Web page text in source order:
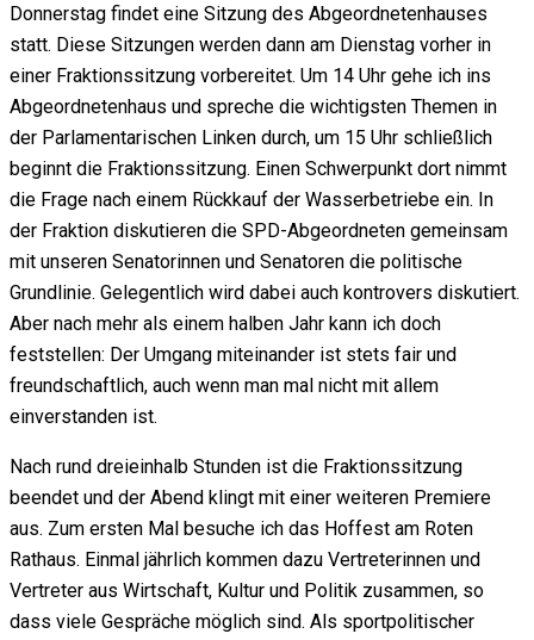
Donnerstag findet eine Sitzung des Abgeordnetenhauses
statt. Diese Sitzungen werden dann am Dienstag vorher in
einer Fraktionssitzung vorbereitet. Um 14 Uhr gehe ich ins
Abgeordnetenhaus und spreche die wichtigsten Themen in
der Parlamentarischen Linken durch, um 15 Uhr schließlich
beginnt die Fraktionssitzung. Einen Schwerpunkt dort nimmt
die Frage nach einem Rückkauf der Wasserbetriebe ein. In
der Fraktion diskutieren die SPD-Abgeordneten gemeinsam
mit unseren Senatorinnen und Senatoren die politische
Grundlinie. Gelegentlich wird dabei auch kontrovers diskutiert.
Aber nach mehr als einem halben Jahr kann ich doch
feststellen: Der Umgang miteinander ist stets fair und
freundschaftlich, auch wenn man mal nicht mit allem
einverstanden ist.
Nach rund dreieinhalb Stunden ist die Fraktionssitzung
beendet und der Abend klingt mit einer weiteren Premiere
aus. Zum ersten Mal besuche ich das Hoffest am Roten
Rathaus. Einmal jährlich kommen dazu Vertreterinnen und
Vertreter aus Wirtschaft, Kultur und Politik zusammen, so
dass viele Gespräche möglich sind. Als sportpolitischer